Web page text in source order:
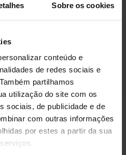
Sobre os cookies
conteúdo e
de redes sociais e
partilhamos
utilização do site com os
sociais, de publicidade e de
com outras informações
por estes a partir da sua
5,49€ 6,19 €
EM STOCK- RESTAM APENAS ALGUNS